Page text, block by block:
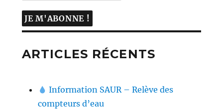
ARTICLES RÉCENTS
Information SAUR – Relève des
compteurs d’eau